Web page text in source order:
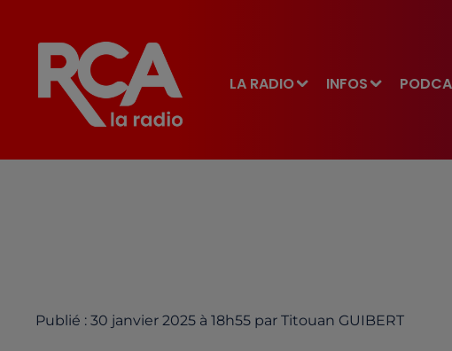
LA RADIO INFOS
Publié : 30 janvier 2025 à 18h55 par Titouan GUIBERT